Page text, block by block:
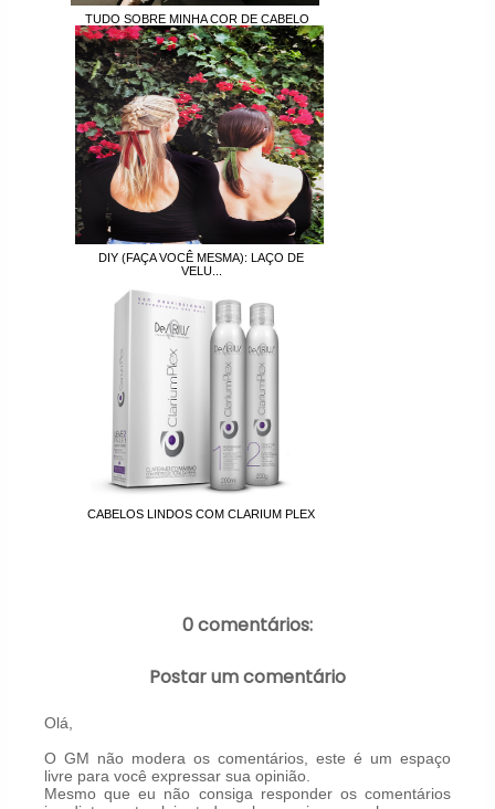
TUDO SOBRE MINHA COR DE CABELO
DIY (FAÇA VOCÊ MESMA): LAÇO DE
VELU...
CABELOS LINDOS COM CLARIUM PLEX
0 comentários:
Postar um comentário
Olá,
O GM não modera os comentários, este é um espaço
livre para você expressar sua opinião.
Mesmo que eu não consiga responder os comentários